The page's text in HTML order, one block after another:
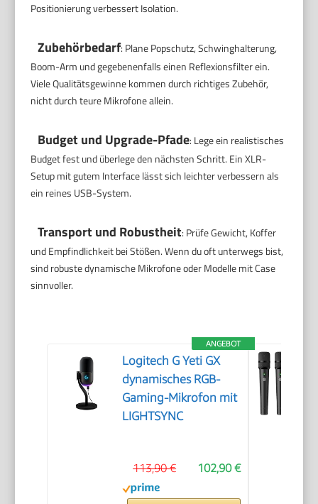
Positionierung verbessert Isolation.
Zubehörbedarf: Plane Popschutz, Schwinghalterung,
Boom-Arm und gegebenenfalls einen Reflexionsfilter ein.
Viele Qualitätsgewinne kommen durch richtiges Zubehör,
nicht durch teure Mikrofone allein.
Budget und Upgrade-Pfade: Lege ein realistisches
Budget fest und überlege den nächsten Schritt. Ein XLR-
Setup mit gutem Interface lässt sich leichter verbessern als
ein reines USB-System.
Transport und Robustheit: Prüfe Gewicht, Koffer
und Empfindlichkeit bei Stößen. Wenn du oft unterwegs bist,
sind robuste dynamische Mikrofone oder Modelle mit Case
sinnvoller.
ANGEBOT
Logitech G Yeti GX
dynamisches RGB-
Gaming-Mikrofon mit
LIGHTSYNC
102,90 €
113,90 €